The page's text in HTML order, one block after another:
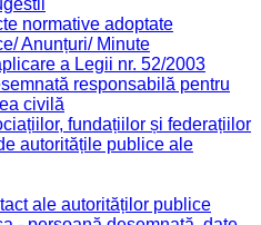
normative adoptate
Anunțuri/ Minute
a Legii nr. 52/2003
responsabilă pentru
civilă
fundațiilor și federațiilor
autoritățile publice ale
ale autorităților publice